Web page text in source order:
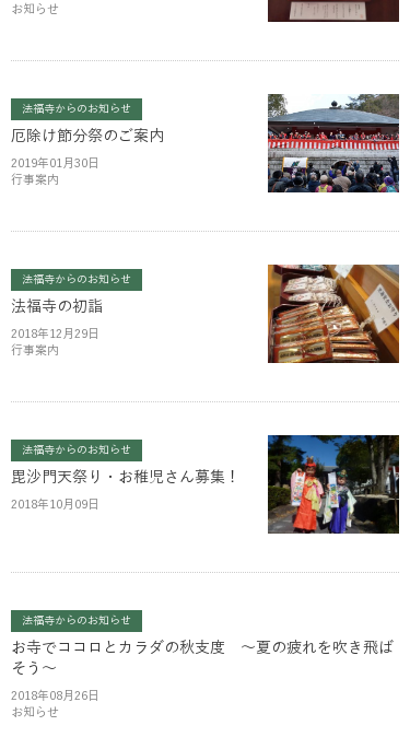
お知らせ
法福寺からのお知らせ
厄除け節分祭のご案内
2019年01月30日
行事案内
法福寺からのお知らせ
法福寺の初詣
2018年12月29日
行事案内
法福寺からのお知らせ
毘沙門天祭り・お稚児さん募集！
2018年10月09日
法福寺からのお知らせ
お寺でココロとカラダの秋支度 ～夏の疲れを吹き飛ば
そう～
2018年08月26日
お知らせ